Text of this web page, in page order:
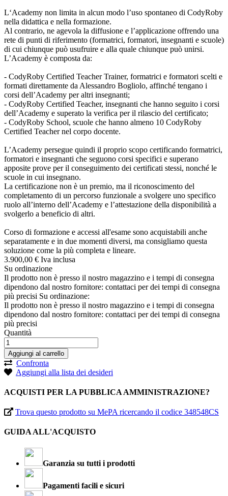
L‘Academy non limita in alcun modo l’uso spontaneo di CodyRoby
nella didattica e nella formazione.
Al contrario, ne agevola la diffusione e l’applicazione offrendo una
rete di punti di riferimento (formatrici, formatori, insegnanti e scuole)
di cui chiunque può usufruire e alla quale chiunque può unirsi.
L’Academy è composta da:
- CodyRoby Certified Teacher Trainer, formatrici e formatori scelti e
formati direttamente da Alessandro Bogliolo, affinché tengano i
corsi dell’Academy per altri insegnanti;
- CodyRoby Certified Teacher, insegnanti che hanno seguito i corsi
dell’Academy e superato la verifica per il rilascio del certificato;
- CodyRoby School, scuole che hanno almeno 10 CodyRoby
Certified Teacher nel corpo docente.
L’Academy persegue quindi il proprio scopo certificando formatrici,
formatori e insegnanti che seguono corsi specifici e superano
apposite prove per il conseguimento dei certificati stessi, nonché le
scuole in cui insegnano.
La certificazione non è un premio, ma il riconoscimento del
completamento di un percorso funzionale a svolgere uno specifico
ruolo all’interno dell’Academy e l’attestazione della disponibilità a
svolgerlo a beneficio di altri.
Corso di formazione e accessi all'esame sono acquistabili anche
separatamente e in due momenti diversi, ma consigliamo questa
soluzione come la più completa e lineare.
3.900,00 € Iva inclusa
Su ordinazione
Il prodotto non è presso il nostro magazzino e i tempi di consegna
dipendono dal nostro fornitore: contattaci per dei tempi di consegna
più precisi Su ordinazione:
Il prodotto non è presso il nostro magazzino e i tempi di consegna
dipendono dal nostro fornitore: contattaci per dei tempi di consegna
più precisi
Quantità
Aggiungi al carrello
Confronta
Aggiungi alla lista dei desideri
ACQUISTI PER LA PUBBLICA AMMINISTRAZIONE?
Trova questo prodotto su MePA ricercando il codice 348548CS
GUIDA ALL'ACQUISTO
Garanzia su tutti i prodotti
Pagamenti facili e sicuri